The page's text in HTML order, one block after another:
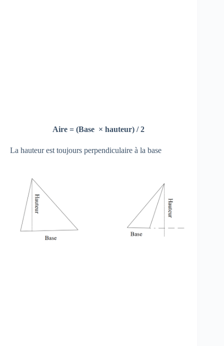
Aire = (Base × hauteur) / 2
La hauteur est toujours perpendiculaire à la base